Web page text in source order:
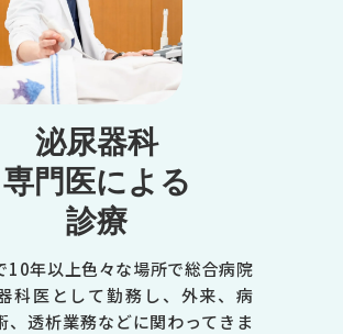
泌尿器科
専門医による
診療
10年以上色々な場所で総合病院
科医として勤務し、外来、病
、透析業務などに関わってきま